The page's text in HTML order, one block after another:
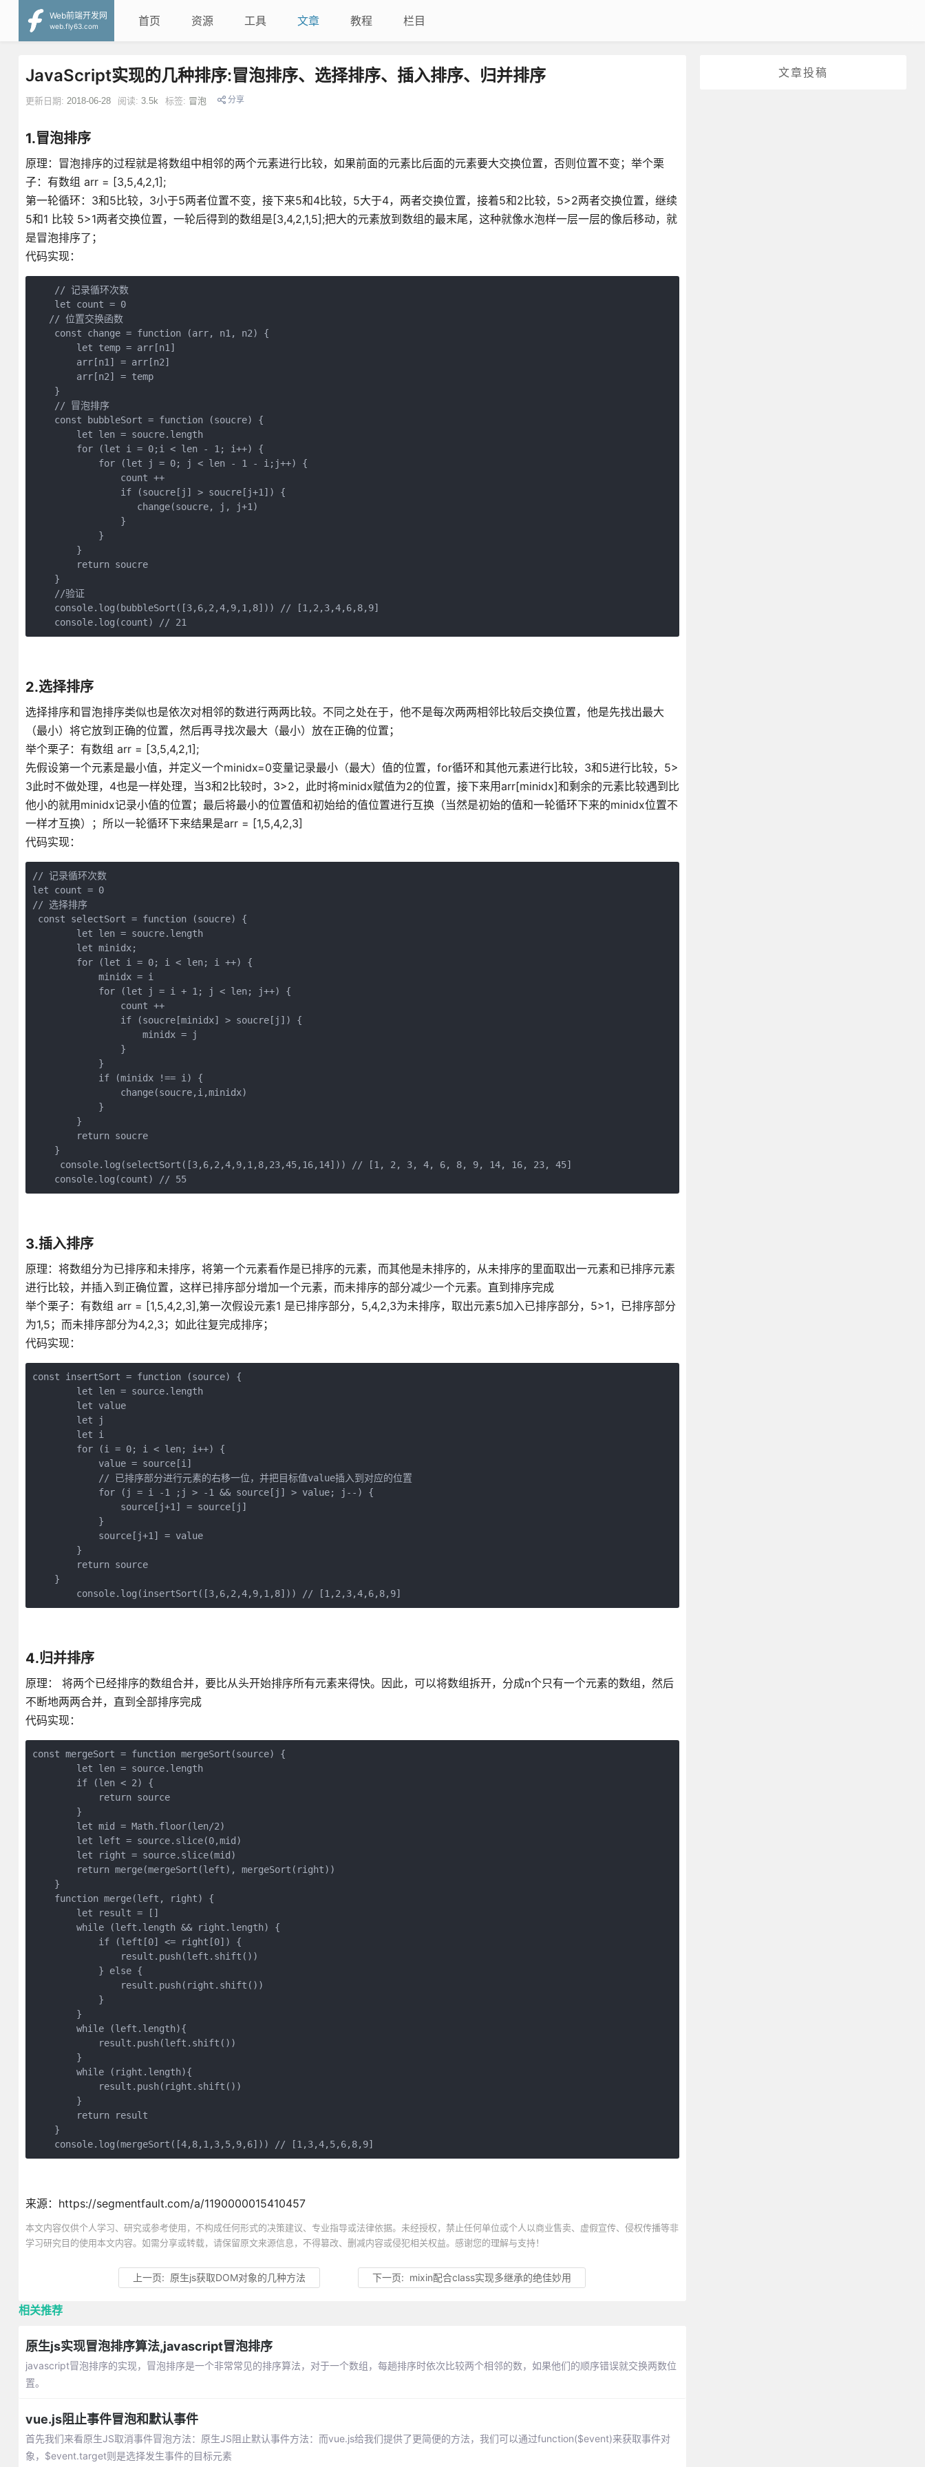
Web前端开发网
web.fly63.com
首页 资源 工具 文章 教程 栏目
文章投稿
JavaScript实现的几种排序:冒泡排序、选择排序、插入排序、归并排序
更新日期: 2018-06-28 阅读: 3.5k 标签: 冒泡 分享
1.冒泡排序
原理：冒泡排序的过程就是将数组中相邻的两个元素进行比较，如果前面的元素比后面的元素要大交换位置，否则位置不变；举个栗
子：有数组 arr = [3,5,4,2,1];
第一轮循环：3和5比较，3小于5两者位置不变，接下来5和4比较，5大于4，两者交换位置，接着5和2比较，5>2两者交换位置，继续
5和1 比较 5>1两者交换位置，一轮后得到的数组是[3,4,2,1,5];把大的元素放到数组的最末尾，这种就像水泡样一层一层的像后移动，就
是冒泡排序了；
代码实现：
    // 记录循环次数
    let count = 0
   // 位置交换函数
    const change = function (arr, n1, n2) {
        let temp = arr[n1]
        arr[n1] = arr[n2]
        arr[n2] = temp
    }
    // 冒泡排序
    const bubbleSort = function (soucre) {
        let len = soucre.length
        for (let i = 0;i < len - 1; i++) {
            for (let j = 0; j < len - 1 - i;j++) {
                count ++
                if (soucre[j] > soucre[j+1]) {
                   change(soucre, j, j+1)
                }
            }
        }
        return soucre
    }
    //验证
    console.log(bubbleSort([3,6,2,4,9,1,8])) // [1,2,3,4,6,8,9]
    console.log(count) // 21
2.选择排序
选择排序和冒泡排序类似也是依次对相邻的数进行两两比较。不同之处在于，他不是每次两两相邻比较后交换位置，他是先找出最大
（最小）将它放到正确的位置，然后再寻找次最大（最小）放在正确的位置；
举个栗子：有数组 arr = [3,5,4,2,1];
先假设第一个元素是最小值，并定义一个minidx=0变量记录最小（最大）值的位置，for循环和其他元素进行比较，3和5进行比较，5>
3此时不做处理，4也是一样处理，当3和2比较时，3>2，此时将minidx赋值为2的位置，接下来用arr[minidx]和剩余的元素比较遇到比
他小的就用minidx记录小值的位置；最后将最小的位置值和初始给的值位置进行互换（当然是初始的值和一轮循环下来的minidx位置不
一样才互换）；所以一轮循环下来结果是arr = [1,5,4,2,3]
代码实现：
// 记录循环次数
let count = 0
// 选择排序
const selectSort = function (soucre) {
        let len = soucre.length
        let minidx;
        for (let i = 0; i < len; i ++) {
            minidx = i
            for (let j = i + 1; j < len; j++) {
                count ++
                if (soucre[minidx] > soucre[j]) {
                    minidx = j
                }
            }
            if (minidx !== i) {
                change(soucre,i,minidx)
            }
        }
        return soucre
    }
     console.log(selectSort([3,6,2,4,9,1,8,23,45,16,14])) // [1, 2, 3, 4, 6, 8, 9, 14, 16, 23, 45]
    console.log(count) // 55
3.插入排序
原理：将数组分为已排序和未排序，将第一个元素看作是已排序的元素，而其他是未排序的，从未排序的里面取出一元素和已排序元素
进行比较，并插入到正确位置，这样已排序部分增加一个元素，而未排序的部分减少一个元素。直到排序完成
举个栗子：有数组 arr = [1,5,4,2,3],第一次假设元素1 是已排序部分，5,4,2,3为未排序，取出元素5加入已排序部分，5>1，已排序部分
为1,5；而未排序部分为4,2,3；如此往复完成排序；
代码实现：
const insertSort = function (source) {
        let len = source.length
        let value
        let j
        let i
        for (i = 0; i < len; i++) {
            value = source[i]
            // 已排序部分进行元素的右移一位，并把目标值value插入到对应的位置
            for (j = i -1 ;j > -1 && source[j] > value; j--) {
                source[j+1] = source[j]
            }
            source[j+1] = value
        }
        return source
    }
        console.log(insertSort([3,6,2,4,9,1,8])) // [1,2,3,4,6,8,9]
4.归并排序
原理： 将两个已经排序的数组合并，要比从头开始排序所有元素来得快。因此，可以将数组拆开，分成n个只有一个元素的数组，然后
不断地两两合并，直到全部排序完成
代码实现：
const mergeSort = function mergeSort(source) {
        let len = source.length
        if (len < 2) {
            return source
        }
        let mid = Math.floor(len/2)
        let left = source.slice(0,mid)
        let right = source.slice(mid)
        return merge(mergeSort(left), mergeSort(right))
    }
    function merge(left, right) {
        let result = []
        while (left.length && right.length) {
            if (left[0] <= right[0]) {
                result.push(left.shift())
            } else {
                result.push(right.shift())
            }
        }
        while (left.length){
            result.push(left.shift())
        }
        while (right.length){
            result.push(right.shift())
        }
        return result
    }
    console.log(mergeSort([4,8,1,3,5,9,6])) // [1,3,4,5,6,8,9]
来源：https://segmentfault.com/a/1190000015410457
本文内容仅供个人学习、研究或参考使用，不构成任何形式的决策建议、专业指导或法律依据。未经授权，禁止任何单位或个人以商业售卖、虚假宣传、侵权传播等非
学习研究目的使用本文内容。如需分享或转载，请保留原文来源信息，不得篡改、删减内容或侵犯相关权益。感谢您的理解与支持！
上一页: 原生js获取DOM对象的几种方法 下一页: mixin配合class实现多继承的绝佳妙用
相关推荐
原生js实现冒泡排序算法,javascript冒泡排序
javascript冒泡排序的实现，冒泡排序是一个非常常见的排序算法，对于一个数组，每趟排序时依次比较两个相邻的数，如果他们的顺序错误就交换两数位
置。
vue.js阻止事件冒泡和默认事件
首先我们来看原生JS取消事件冒泡方法：原生JS阻止默认事件方法：而vue.js给我们提供了更简便的方法，我们可以通过function($event)来获取事件对
象，$event.target则是选择发生事件的目标元素